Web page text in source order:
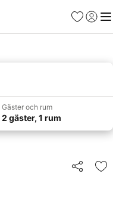
Favoriter
Logga
Gäster och rum
2 gäster, 1 rum
Dela